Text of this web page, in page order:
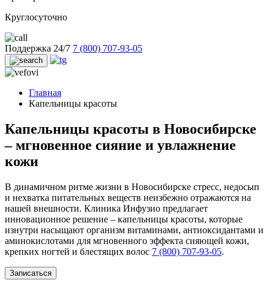
Круглосуточно
Поддержка 24/7 7 (800) 707-93-05
Главная
Капельницы красоты
Капельницы красоты в Новосибирске
– мгновенное сияние и увлажнение
кожи
В динамичном ритме жизни в Новосибирске стресс, недосып
и нехватка питательных веществ неизбежно отражаются на
нашей внешности. Клиника Инфузио предлагает
инновационное решение – капельницы красоты, которые
изнутри насыщают организм витаминами, антиоксидантами и
аминокислотами для мгновенного эффекта сияющей кожи,
крепких ногтей и блестящих волос 7 (800) 707-93-05.
Записаться